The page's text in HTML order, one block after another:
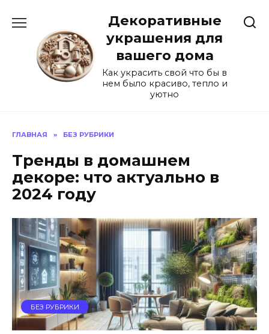
содержанию
Декоративные
украшения для
вашего дома
Как украсить свой что бы в
нем было красиво, тепло и
уютно
ГЛАВНАЯ » БЕЗ РУБРИКИ
Тренды в домашнем
декоре: что актуально в
2024 году
БЕЗ РУБРИКИ